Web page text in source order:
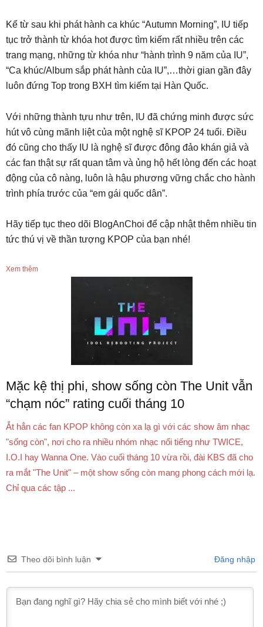
Kể từ sau khi phát hành ca khúc “Autumn Morning”, IU tiếp
tục trở thành từ khóa hot được tìm kiếm rất nhiều trên các
trang mạng, những từ khóa như “hành trình 9 năm của IU”,
“Ca khúc/Album sắp phát hành của IU”,…thời gian gần đây
luôn đứng Top trong BXH tìm kiếm tại Hàn Quốc.
Với những thành tựu như trên, IU đã chứng minh được sức
hút vô cùng mãnh liệt của một nghệ sĩ KPOP 24 tuổi. Điều
đó cũng cho thấy IU là nghệ sĩ được đông đảo khán giả và
các fan thật sự rất quan tâm và ủng hộ hết lòng đến các hoạt
động của cô nàng, luôn là hậu phương vững chắc cho hành
trình phía trước của “em gái quốc dân”.
Hãy tiếp tục theo dõi BlogAnChoi để cập nhật thêm nhiều tin
tức thú vị về thần tượng KPOP của bạn nhé!
Xem thêm
Mặc kệ thị phi, show sống còn The Unit vẫn
“chạm nóc” rating cuối tháng 10
Ắt hẳn các fan KPOP không còn xa lạ gì với các show âm nhạc
"sống còn", nơi cho ra nhiều nhóm nhạc nổi tiếng như TWICE,
I.O.I hay Wanna One. Vào cuối tháng 10 vừa rồi, đài KBS đã cho
ra mắt "The Unit" – một show sống còn mang phong cách mới lạ.
Chỉ qua các tập ...
Theo dõi bình luận Đăng nhập